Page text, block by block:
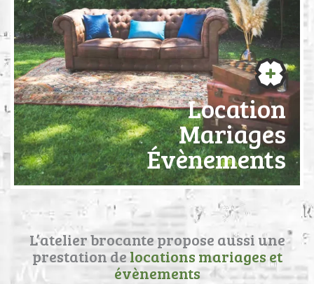
Location
Mariages
Évènements
L’atelier brocante propose aussi une
prestation de locations mariages et
évènements